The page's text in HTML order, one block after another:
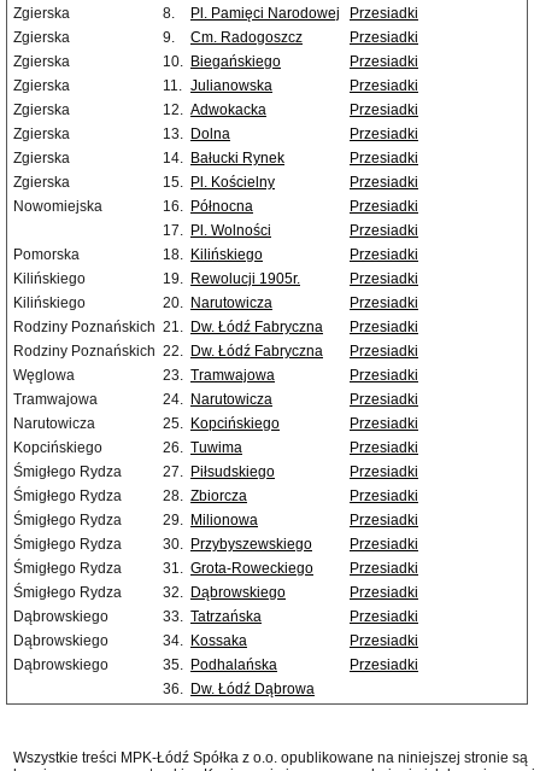
Zgierska
8. Pl. Pamięci Narodowej
Przesiadki
Zgierska
9. Cm. Radogoszcz
Przesiadki
Zgierska
10. Biegańskiego
Przesiadki
Zgierska
11. Julianowska
Przesiadki
Zgierska
12. Adwokacka
Przesiadki
Zgierska
13. Dolna
Przesiadki
Zgierska
14. Bałucki Rynek
Przesiadki
Zgierska
15. Pl. Kościelny
Przesiadki
Nowomiejska
16. Północna
Przesiadki
17. Pl. Wolności
Przesiadki
Pomorska
18. Kilińskiego
Przesiadki
Kilińskiego
19. Rewolucji 1905r.
Przesiadki
Kilińskiego
20. Narutowicza
Przesiadki
Rodziny Poznańskich 21. Dw. Łódź Fabryczna
Przesiadki
Rodziny Poznańskich 22. Dw. Łódź Fabryczna
Przesiadki
Węglowa
23. Tramwajowa
Przesiadki
Tramwajowa
24. Narutowicza
Przesiadki
Narutowicza
25. Kopcińskiego
Przesiadki
Kopcińskiego
26. Tuwima
Przesiadki
Śmigłego Rydza
27. Piłsudskiego
Przesiadki
Śmigłego Rydza
28. Zbiorcza
Przesiadki
Śmigłego Rydza
29. Milionowa
Przesiadki
Śmigłego Rydza
30. Przybyszewskiego
Przesiadki
Śmigłego Rydza
31. Grota-Roweckiego
Przesiadki
Śmigłego Rydza
32. Dąbrowskiego
Przesiadki
Dąbrowskiego
33. Tatrzańska
Przesiadki
Dąbrowskiego
34. Kossaka
Przesiadki
Dąbrowskiego
35. Podhalańska
Przesiadki
36. Dw. Łódź Dąbrowa
Wszystkie treści MPK-Łódź Spółka z o.o. opublikowane na niniejszej stronie są